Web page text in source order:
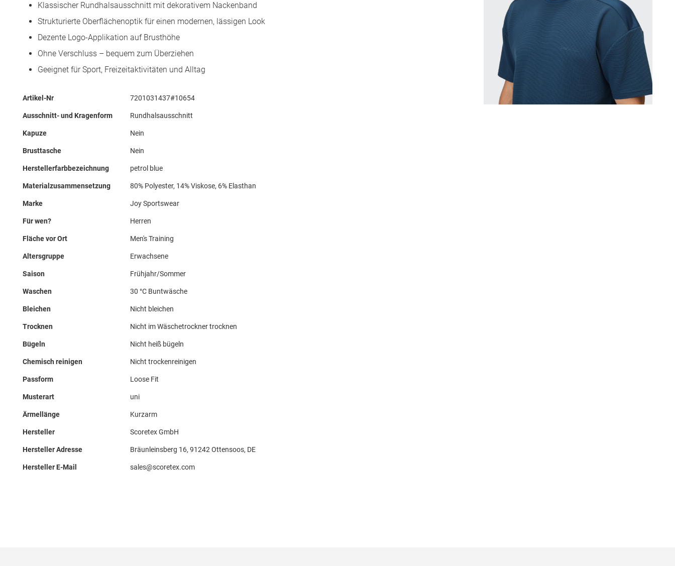
Klassischer Rundhalsausschnitt mit dekorativem Nackenband
Strukturierte Oberflächenoptik für einen modernen, lässigen Look
Dezente Logo-Applikation auf Brusthöhe
Ohne Verschluss – bequem zum Überziehen
Geeignet für Sport, Freizeitaktivitäten und Alltag
Mehr
Artikel-Nr 7201031437#10654
Ausschnitt- und Kragenform Rundhalsausschnitt
Kapuze Nein
Brusttasche Nein
Herstellerfarbbezeichnung petrol blue
Materialzusammensetzung 80% Polyester, 14% Viskose, 6% Elasthan
Marke Joy Sportswear
Für wen? Herren
Fläche vor Ort Men's Training
Altersgruppe Erwachsene
Saison Frühjahr/Sommer
Waschen 30 °C Buntwäsche
Bleichen Nicht bleichen
Trocknen Nicht im Wäschetrockner trocknen
Bügeln Nicht heiß bügeln
Chemisch reinigen Nicht trockenreinigen
Passform Loose Fit
Musterart uni
Ärmellänge Kurzarm
Hersteller Scoretex GmbH
Hersteller Adresse Bräunleinsberg 16, 91242 Ottensoos, DE
Hersteller E-Mail sales@scoretex.com